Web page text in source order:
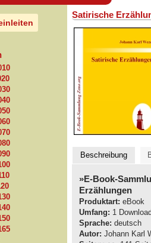
Satirische
Beschreibung
»E-Book-
Erzählungen
Produktart: eBook
Umfang: 1
Sprache: deutsch
Autor: Johann Karl